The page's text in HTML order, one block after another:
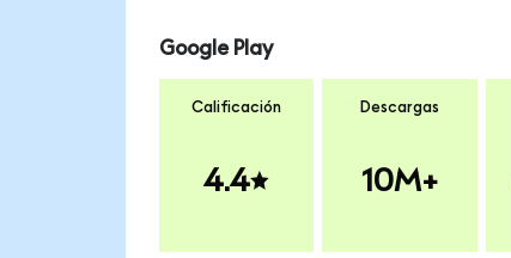
Google Play
Calificación
4.4
Descargas
10M+